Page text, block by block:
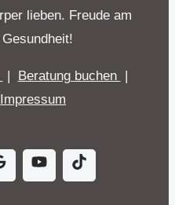
lieben. Freude am
| Beratung buchen |
Impressum